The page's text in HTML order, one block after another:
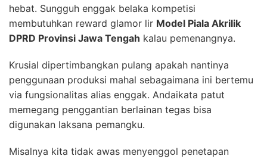
hebat. Sungguh enggak belaka kompetisi
membutuhkan reward glamor lir Model Piala Akrilik
DPRD Provinsi Jawa Tengah kalau pemenangnya.
Krusial dipertimbangkan pulang apakah nantinya
penggunaan produksi mahal sebagaimana ini bertemu
via fungsionalitas alias enggak. Andaikata patut
memegang penggantian berlainan tegas bisa
digunakan laksana pemangku.
Misalnya kita tidak awas menyenggol penetapan